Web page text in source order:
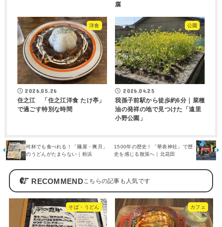
腐
洋食
2026.05.26
住之江 「住之江洋食 たけ亭」
で過ごす特別な時間
公園
2026.04.25
我孫子前駅から徒歩約6分｜菜種
油の発祥の地で見つけた「遠里
小野公園」
何杯でも食べれる！「麺屋・爽月」
のうどんがたまらない｜粉浜
1500年の歴史！「華表神社」で歴
史を感じる散策へ｜北花田
RECOMMEND
そば・うどん カフェ